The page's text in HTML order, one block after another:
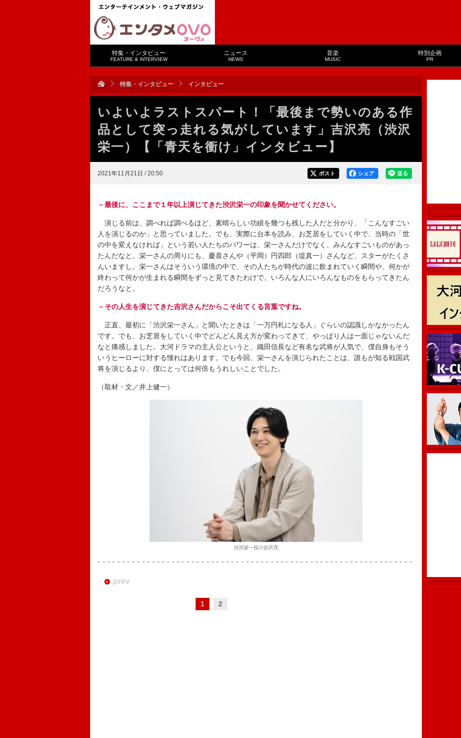
特集・インタビュー
FEATURE & INTERVIEW
ニュース
NEWS
音楽
MUSIC
特別企画
PR
特集・インタビュー インタビュー
いよいよラストスパート！「最後まで勢いのある作
品として突っ走れる気がしています」吉沢亮（渋沢
栄一）【「青天を衝け」インタビュー】
2021年11月21日 / 20:50 送る
シェア
ポスト
－最後に、ここまで１年以上演じてきた渋沢栄一の印象を聞かせてください。
演じる前は、調べれば調べるほど、素晴らしい功績を幾つも残した人だと分かり、「こんなすごい
人を演じるのか」と思っていました。でも、実際に台本を読み、お芝居をしていく中で、当時の「世
の中を変えなければ」という若い人たちのパワーは、栄一さんだけでなく、みんなすごいものがあっ
たんだなと。栄一さんの周りにも、慶喜さんや（平岡）円四郎（堤真一）さんなど、スターがたくさ
んいますし。栄一さんはそういう環境の中で、その人たちが時代の波に飲まれていく瞬間や、何かが
終わって何かが生まれる瞬間をずっと見てきたわけで、いろんな人にいろんなものをもらってきたん
だろうなと。
－その人生を演じてきた吉沢さんだからこそ出てくる言葉ですね。
正直、最初に「渋沢栄一さん」と聞いたときは「一万円札になる人」ぐらいの認識しかなかったん
です。でも、お芝居をしていく中でどんどん見え方が変わってきて、やっぱり人は一面じゃないんだ
なと痛感しました。大河ドラマの主人公というと、織田信長など有名な武将が人気で、僕自身もそう
いうヒーローに対する憧れはあります。でも今回、栄一さんを演じられたことは、誰もが知る戦国武
将を演じるより、僕にとっては何倍もうれしいことでした。
（取材・文／井上健一）
渋沢栄一役の吉沢亮
prev
1 2